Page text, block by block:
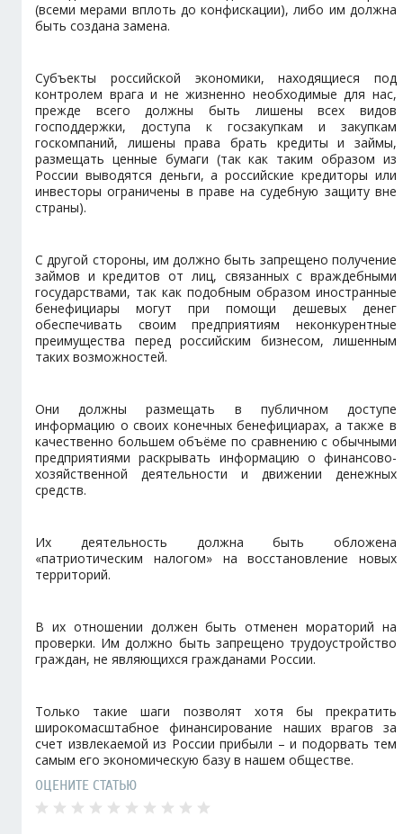
(всеми мерами вплоть до конфискации), либо им должна
быть создана замена.
Субъекты российской экономики, находящиеся под
контролем врага и не жизненно необходимые для нас,
прежде всего должны быть лишены всех видов
господдержки, доступа к госзакупкам и закупкам
госкомпаний, лишены права брать кредиты и займы,
размещать ценные бумаги (так как таким образом из
России выводятся деньги, а российские кредиторы или
инвесторы ограничены в праве на судебную защиту вне
страны).
С другой стороны, им должно быть запрещено получение
займов и кредитов от лиц, связанных с враждебными
государствами, так как подобным образом иностранные
бенефициары могут при помощи дешевых денег
обеспечивать своим предприятиям неконкурентные
преимущества перед российским бизнесом, лишенным
таких возможностей.
Они должны размещать в публичном доступе
информацию о своих конечных бенефициарах, а также в
качественно большем объёме по сравнению с обычными
предприятиями раскрывать информацию о финансово-
хозяйственной деятельности и движении денежных
средств.
Их деятельность должна быть обложена
«патриотическим налогом» на восстановление новых
территорий.
В их отношении должен быть отменен мораторий на
проверки. Им должно быть запрещено трудоустройство
граждан, не являющихся гражданами России.
Только такие шаги позволят хотя бы прекратить
широкомасштабное финансирование наших врагов за
счет извлекаемой из России прибыли – и подорвать тем
самым его экономическую базу в нашем обществе.
ОЦЕНИТЕ СТАТЬЮ